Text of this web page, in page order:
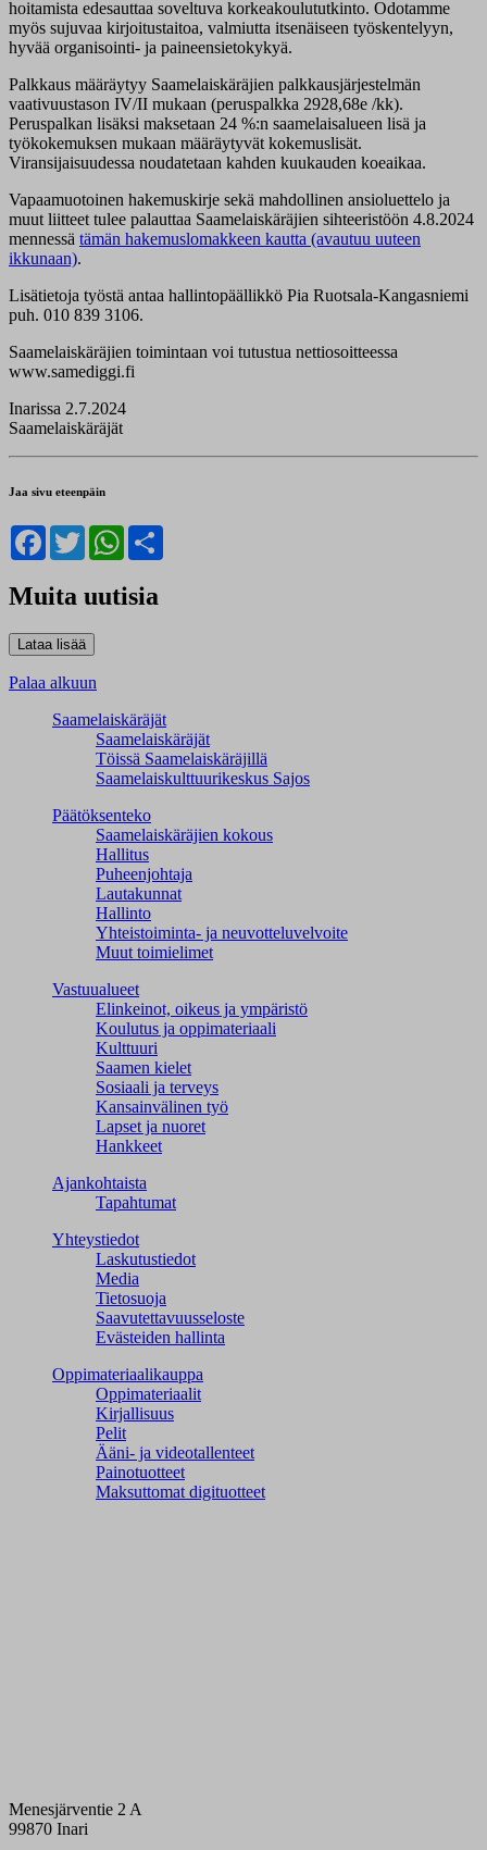
hoitamista edesauttaa soveltuva korkeakoulututkinto. Odotamme
myös sujuvaa kirjoitustaitoa, valmiutta itsenäiseen työskentelyyn,
hyvää organisointi- ja paineensietokykyä.
Palkkaus määräytyy Saamelaiskäräjien palkkausjärjestelmän
vaativuustason IV/II mukaan (peruspalkka 2928,68e /kk).
Peruspalkan lisäksi maksetaan 24 %:n saamelaisalueen lisä ja
työkokemuksen mukaan määräytyvät kokemuslisät.
Viransijaisuudessa noudatetaan kahden kuukauden koeaikaa.
Vapaamuotoinen hakemuskirje sekä mahdollinen ansioluettelo ja
muut liitteet tulee palauttaa Saamelaiskäräjien sihteeristöön 4.8.2024
mennessä tämän hakemuslomakkeen kautta (avautuu uuteen
ikkunaan).
Lisätietoja työstä antaa hallintopäällikkö Pia Ruotsala-Kangasniemi
puh. 010 839 3106.
Saamelaiskäräjien toimintaan voi tutustua nettiosoitteessa
www.samediggi.fi
Inarissa 2.7.2024
Saamelaiskäräjät
Jaa sivu eteenpäin
Facebook
TwitterWhatsApp
Muita uutisia
Palaa alkuun
Saamelaiskäräjät
Saamelaiskäräjät
Töissä Saamelaiskäräjillä
Saamelaiskulttuuri­keskus Sajos
Päätöksenteko
Saamelaiskäräjien kokous
Hallitus
Puheenjohtaja
Lautakunnat
Hallinto
Yhteistoiminta- ja neuvotteluvelvoite
Muut toimielimet
Vastuualueet
Elinkeinot, oikeus ja ympäristö
Koulutus ja oppimateriaali
Kulttuuri
Saamen kielet
Sosiaali ja terveys
Kansainvälinen työ
Lapset ja nuoret
Hankkeet
Ajankohtaista
Tapahtumat
Yhteystiedot
Laskutustiedot
Media
Tietosuoja
Saavutettavuusseloste
Evästeiden hallinta
Oppimateriaalikauppa
Oppimateriaalit
Kirjallisuus
Pelit
Ääni- ja videotallenteet
Painotuotteet
Maksuttomat digituotteet
Menesjärventie 2 A
99870 Inari